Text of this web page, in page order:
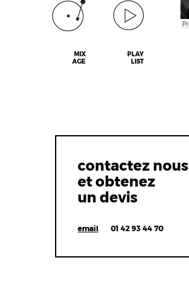
MIX
AGE
PLAY
LIST
contactez nous
et obtenez
un devis
email 01 42 93 44 70